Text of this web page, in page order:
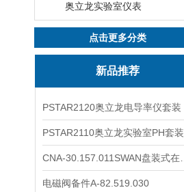
奥立龙实验室仪表
点击更多分类
新品推荐
PSTAR2120奥立龙电导率仪套装
PSTAR2110奥立龙实验室PH套装
电磁阀备件A-82.519.030